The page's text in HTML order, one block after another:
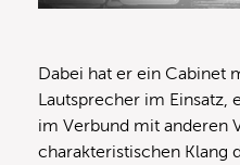
Dabei hat er ein Cabinet
Lautsprecher im Einsatz,
im Verbund mit anderen
charakteristischen Klang